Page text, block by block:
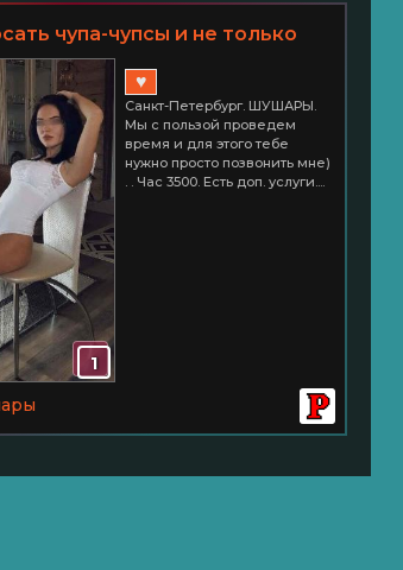
чупа-чупсы и не только
Час 3500
1
♥
Санкт-Петербург. ШУШАРЫ.
Мы с пользой проведем
время и для этого тебе
нужно просто позвонить мне)
. . Час 3500. Есть доп. услуги....